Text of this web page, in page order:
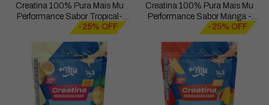
Creatina 100% Pura Mais Mu
Performance Sabor Tropical-
Refil 500g-25% OFF
Creatina 100% Pura Mais Mu
Performance Sabor Manga -
Refil 500g-25% OFF